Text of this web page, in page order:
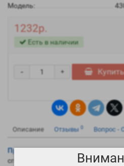
Модель:
1232р.
Есть в наличии
+
- Купить
Описание Отзывы 0 Вопрос -
Пропионат тестостеронаочень
спортивных дисциплинах. С его